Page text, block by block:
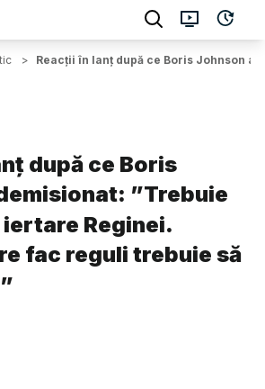
> Reacții în lanț după ce Boris Johnson
după ce Boris
”Trebuie
Reginei.
fac reguli trebuie să